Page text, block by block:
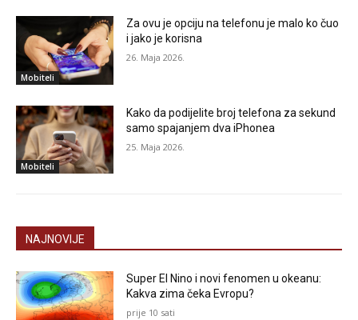
Mobiteli
Za ovu je opciju na telefonu je malo ko čuo
i jako je korisna
26. Maja 2026.
Mobiteli
Kako da podijelite broj telefona za sekund
samo spajanjem dva iPhonea
25. Maja 2026.
NAJNOVIJE
Super El Nino i novi fenomen u okeanu:
Kakva zima čeka Evropu?
prije 10 sati